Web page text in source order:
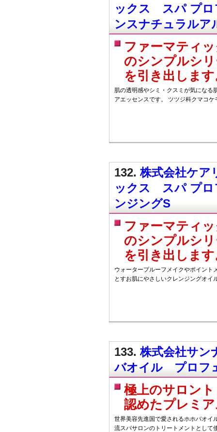
ックス スパ プ
ンスナチュラルア
ファーマティ
のシンプルシ
を引き出します
肌の透明感やシミ・クスミが気になる
アエッセンスです。 ツツジ科クマコケ
132.株式会社ケア
ックス スパ プ
ンジングS
ファーマティ
のシンプルシ
を引き出します
ウォータープルーフメイクやポイント
とすお肌にやさしいクレンジングオイ
133.株式会社サン
バオイル プロフ
極上のサロン
認めたプレミ
世界美容先進国で愛されるホホバオイ
流スパサロンのトリートメントとして